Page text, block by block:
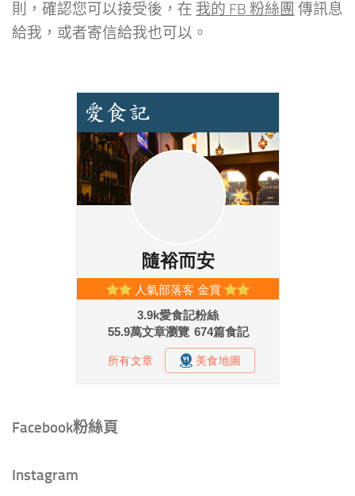
則，確認您可以接受後，在 我的 FB 粉絲團 傳訊息
給我，或者寄信給我也可以。
Facebook粉絲頁
Instagram